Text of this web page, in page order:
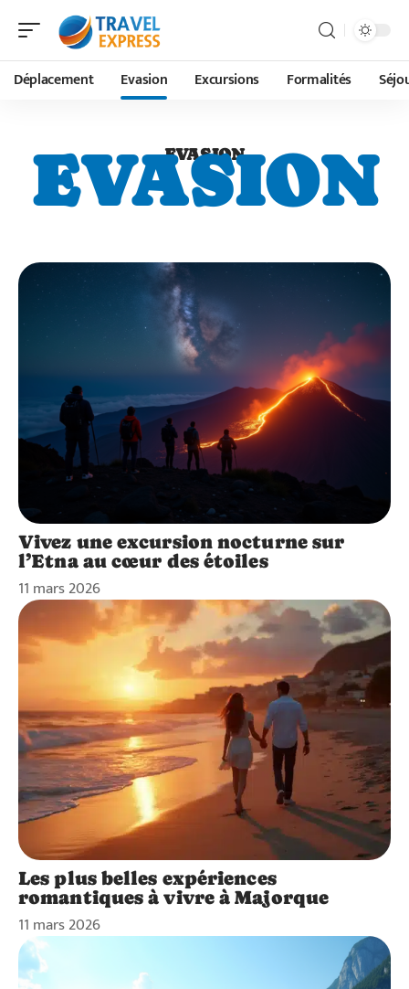
Déplacement Evasion Excursions Formalités
EVASION
EVASION
Vivez une excursion nocturne sur
l’Etna au cœur des étoiles
11 mars 2026
Les plus belles expériences
romantiques à vivre à Majorque
11 mars 2026